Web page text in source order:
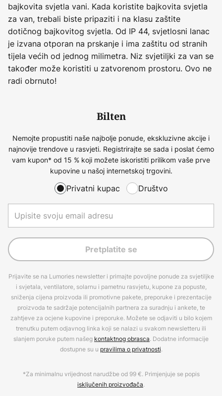
bajkovita svjetla vani. Kada koristite bajkovita svjetla
za van, trebali biste pripaziti i na klasu zaštite
dotičnog bajkovitog svjetla. Od IP 44, svjetlosni lanac
je izvana otporan na prskanje i ima zaštitu od stranih
tijela većih od jednog milimetra. Niz svjetiljki za van se
također može koristiti u zatvorenom prostoru. Ovo ne
radi obrnuto!
Bilten
Nemojte propustiti naše najbolje ponude, ekskluzivne akcije i
najnovije trendove u rasvjeti. Registrirajte se sada i poslat ćemo
vam kupon* od 15 % koji možete iskoristiti prilikom vaše prve
kupovine u našoj internetskoj trgovini.
Privatni kupac Društvo
Pretplatite se
Prijavite se na Lumories newsletter i primajte povoljne ponude za svjetiljke
i svjetala, ventilatore, solarnu i pametnu rasvjetu, kupone za popuste,
sniženja cijena proizvoda ili promotivne pakete, preporuke i prezentacije
proizvoda te sadržaje potencijalnih partnera za suradnju i ankete, te
zahtjeve za ocjene kupovine i preporuke. Možete se odjaviti u bilo kojem
trenutku putem odjavnog linka koji se nalazi u svakom newsletteru ili
slanjem poruke putem našeg kontaktnog obrasca. Dodatne informacije
dostupne su u pravilima o privatnosti.
*Za minimalnu vrijednost narudžbe od 99 €. Primjenjuje se popis
isključenih proizvođača.